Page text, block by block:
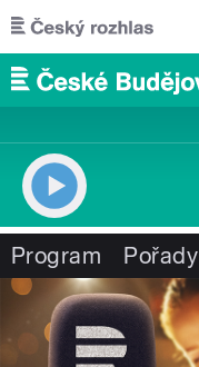
Přejít k hlavnímu obsahu
Program Pořady